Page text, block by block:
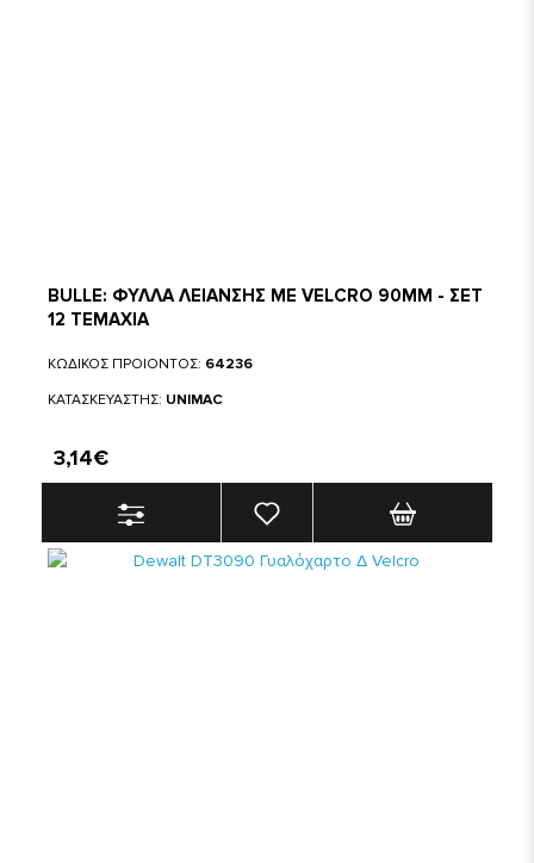
BULLE: ΦΥΛΛΑ ΛΕΙΑΝΣΗΣ ΜΕ VELCRO 90MM - ΣΕΤ
12 ΤΕΜΑΧΙΑ
ΚΩΔΙΚΟΣ ΠΡΟΙΟΝΤΟΣ: 64236
ΚΑΤΑΣΚΕΥΑΣΤΗΣ: UNIMAC
3,14€